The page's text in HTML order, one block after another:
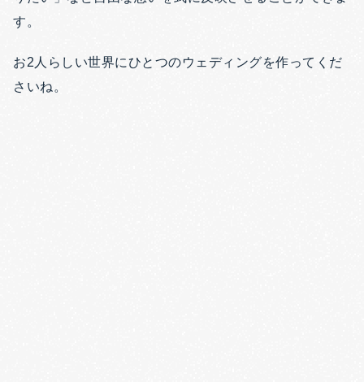
す。
お2人らしい世界にひとつのウェディングを作ってくだ
さいね。